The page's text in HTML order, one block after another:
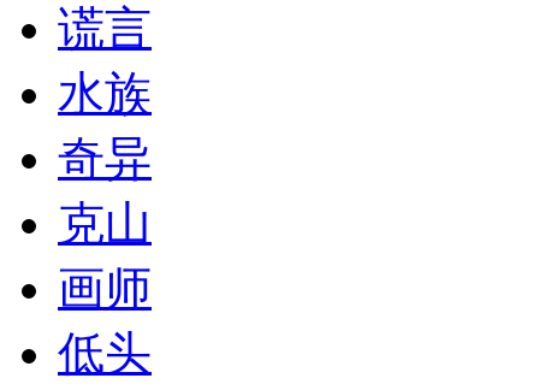
谎言
水族
奇异
克山
画师
低头